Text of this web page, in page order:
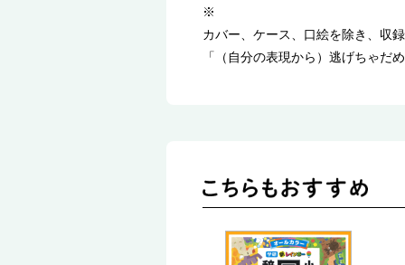
※
カバー、ケース、口絵を除き、収
「（自分の表現から）逃げちゃだ